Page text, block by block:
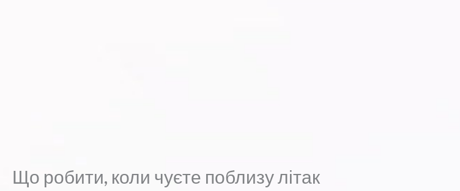
Що робити, коли чуєте поблизу літак